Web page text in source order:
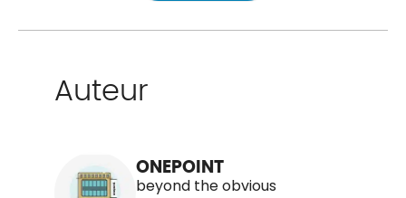
Auteur
ONEPOINT
beyond the obvious